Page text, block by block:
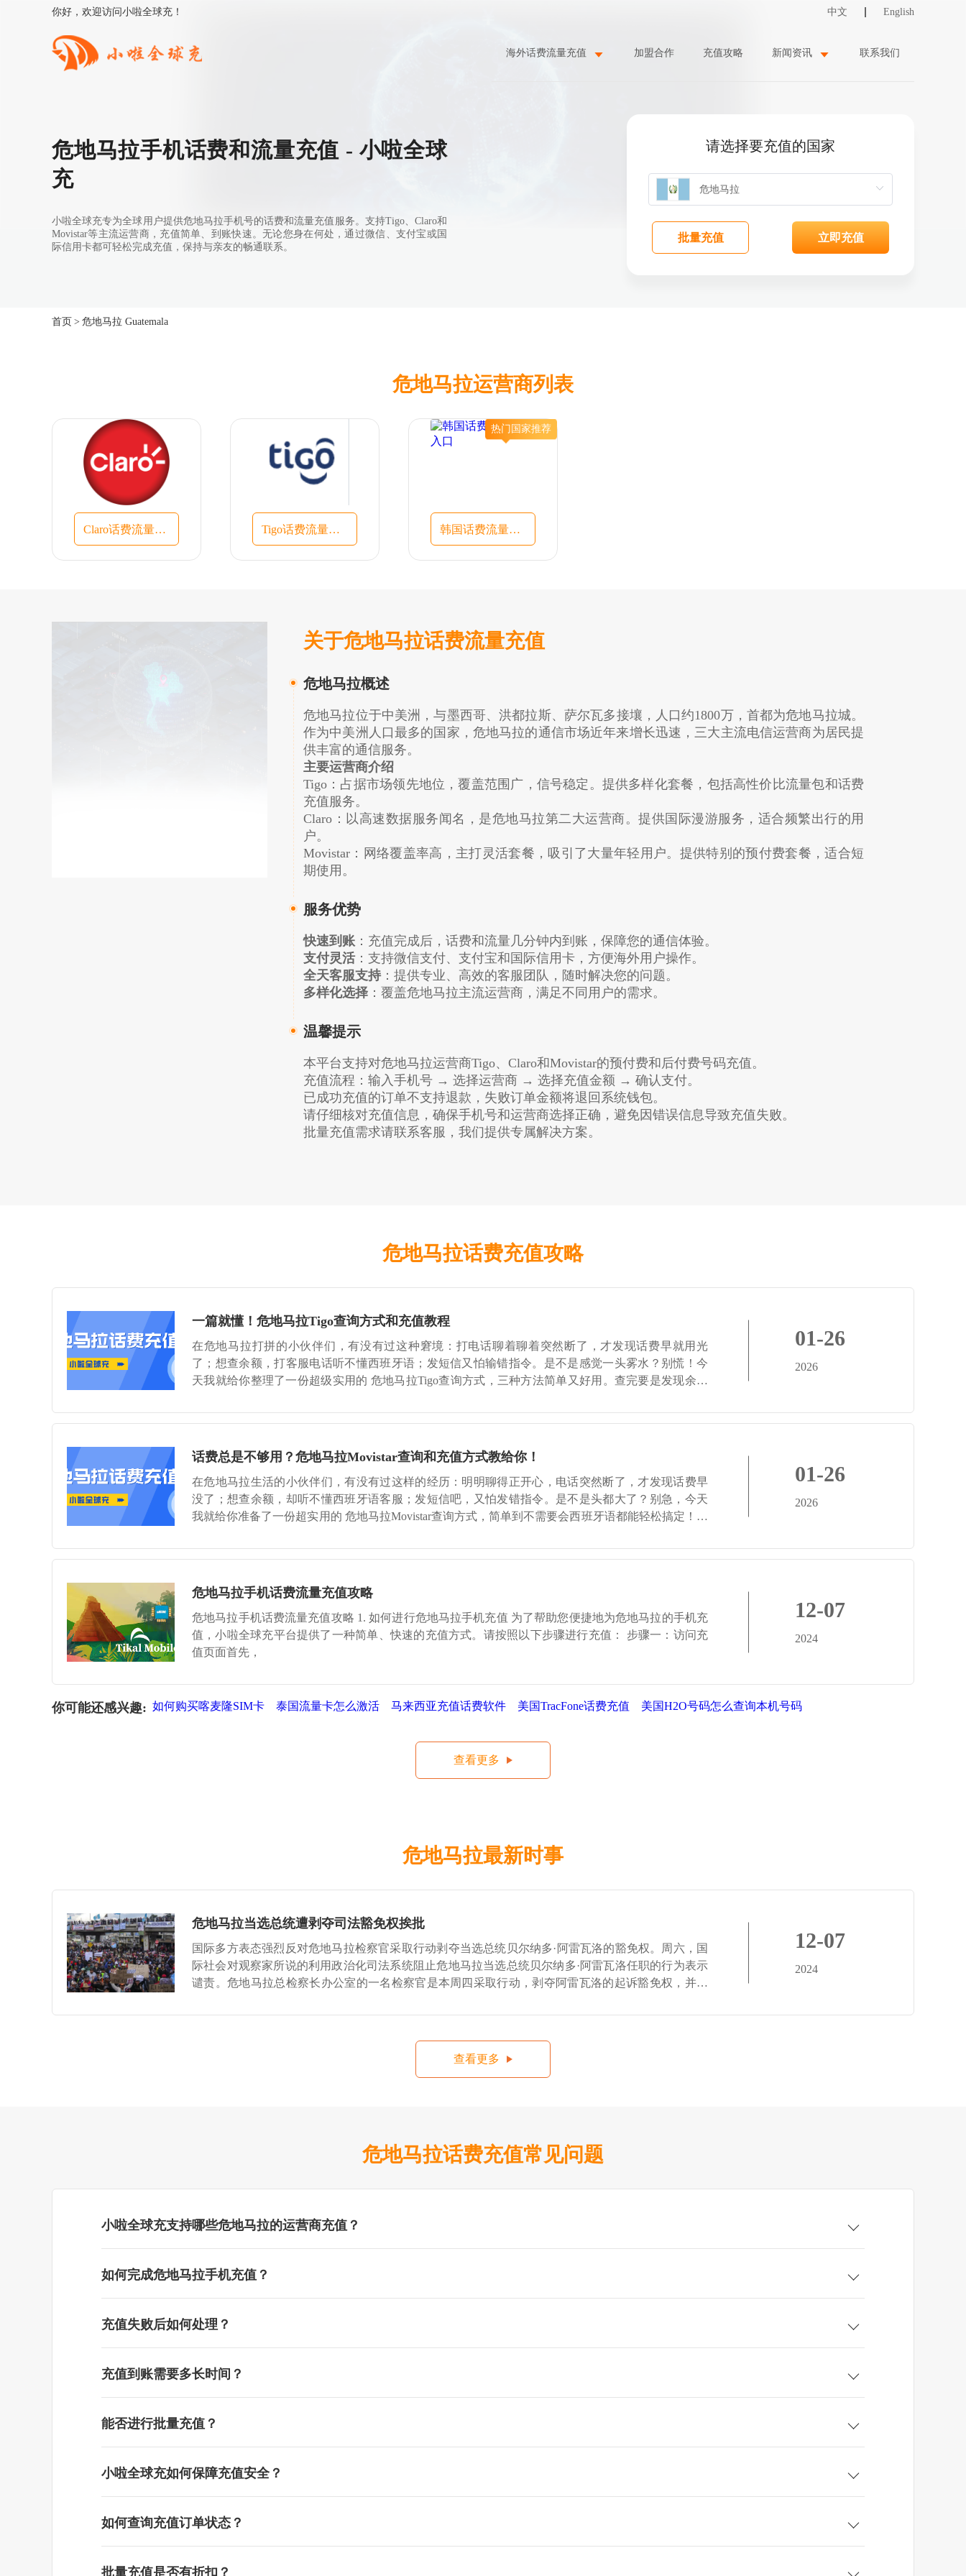
你好，欢迎访问小啦全球充！ 中文 English
海外话费流量充值 加盟合作 充值攻略 新闻资讯 联系我们
危地马拉手机话费和流量充值 - 小啦全球
充
小啦全球充专为全球用户提供危地马拉手机号的话费和流量充值服务。支持Tigo、Claro和
Movistar等主流运营商，充值简单、到账快速。无论您身在何处，通过微信、支付宝或国
际信用卡都可轻松完成充值，保持与亲友的畅通联系。
请选择要充值的国家
批量充值 立即充值
首页 > 危地马拉 Guatemala
危地马拉运营商列表
Claro话费流量充值入口 Tigo话费流量充值入口
热门国家推荐
韩国话费流量充值入口
关于危地马拉话费流量充值
危地马拉概述
危地马拉位于中美洲，与墨西哥、洪都拉斯、萨尔瓦多接壤，人口约1800万，首都为危地马拉城。
作为中美洲人口最多的国家，危地马拉的通信市场近年来增长迅速，三大主流电信运营商为居民提
供丰富的通信服务。
主要运营商介绍
Tigo：占据市场领先地位，覆盖范围广，信号稳定。提供多样化套餐，包括高性价比流量包和话费
充值服务。
Claro：以高速数据服务闻名，是危地马拉第二大运营商。提供国际漫游服务，适合频繁出行的用
户。
Movistar：网络覆盖率高，主打灵活套餐，吸引了大量年轻用户。提供特别的预付费套餐，适合短
期使用。
服务优势
快速到账 ：充值完成后，话费和流量几分钟内到账，保障您的通信体验。
支付灵活：支持微信支付、支付宝和国际信用卡，方便海外用户操作。
全天客服支持：提供专业、高效的客服团队，随时解决您的问题。
多样化选择 ：覆盖危地马拉主流运营商，满足不同用户的需求。
温馨提示
本平台支持对危地马拉运营商Tigo、Claro和Movistar的预付费和后付费号码充值。
充值流程：输入手机号 → 选择运营商 → 选择充值金额 → 确认支付。
已成功充值的订单不支持退款，失败订单金额将退回系统钱包。
请仔细核对充值信息，确保手机号和运营商选择正确，避免因错误信息导致充值失败。
批量充值需求请联系客服，我们提供专属解决方案。
危地马拉话费充值攻略
一篇就懂！危地马拉Tigo查询方式和充值教程
在危地马拉打拼的小伙伴们，有没有过这种窘境：打电话聊着聊着突然断了，才发现话费早就用光
了；想查余额，打客服电话听不懂西班牙语；发短信又怕输错指令。是不是感觉一头雾水？别慌！今
天我就给你整理了一份超级实用的 危地马拉Tigo查询方式，三种方法简单又好用。查完要是发现余额
01-26
2026
话费总是不够用？危地马拉Movistar查询和充值方式教给你！
在危地马拉生活的小伙伴们，有没有过这样的经历：明明聊得正开心，电话突然断了，才发现话费早
没了；想查余额，却听不懂西班牙语客服；发短信吧，又怕发错指令。是不是头都大了？别急，今天
我就给你准备了一份超实用的 危地马拉Movistar查询方式，简单到不需要会西班牙语都能轻松搞定！而
01-26
2026
危地马拉手机话费流量充值攻略
危地马拉手机话费流量充值攻略 1. 如何进行危地马拉手机充值 为了帮助您便捷地为危地马拉的手机充
值，小啦全球充平台提供了一种简单、快速的充值方式。请按照以下步骤进行充值： 步骤一：访问充
值页面首先，
12-07
2024
你可能还感兴趣: 如何购买喀麦隆SIM卡 泰国流量卡怎么激活 马来西亚充值话费软件 美国TracFone话费充值 美国H2O号码怎么查询本机号码
查看更多
危地马拉最新时事
危地马拉当选总统遭剥夺司法豁免权挨批
国际多方表态强烈反对危地马拉检察官采取行动剥夺当选总统贝尔纳多·阿雷瓦洛的豁免权。周六，国
际社会对观察家所说的利用政治化司法系统阻止危地马拉当选总统贝尔纳多·阿雷瓦洛任职的行为表示
谴责。危地马拉总检察长办公室的一名检察官是本周四采取行动，剥夺阿雷瓦洛的起诉豁免权，并指
12-07
2024
查看更多
危地马拉话费充值常见问题
小啦全球充支持哪些危地马拉的运营商充值？
如何完成危地马拉手机充值？
充值失败后如何处理？
充值到账需要多长时间？
能否进行批量充值？
小啦全球充如何保障充值安全？
如何查询充值订单状态？
批量充值是否有折扣？